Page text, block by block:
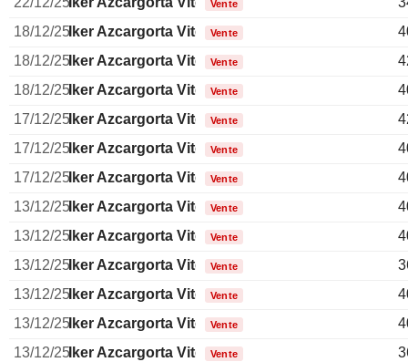
Vente
18/12/25Iker Azcargorta ViteriVente
18/12/25Iker Azcargorta ViteriVente
18/12/25Iker Azcargorta ViteriVente
17/12/25Iker Azcargorta ViteriVente
17/12/25Iker Azcargorta ViteriVente
17/12/25Iker Azcargorta ViteriVente
13/12/25Iker Azcargorta ViteriVente
13/12/25Iker Azcargorta ViteriVente
13/12/25Iker Azcargorta ViteriVente
13/12/25Iker Azcargorta ViteriVente
13/12/25Iker Azcargorta ViteriVente
13/12/25Iker Azcargorta ViteriVente